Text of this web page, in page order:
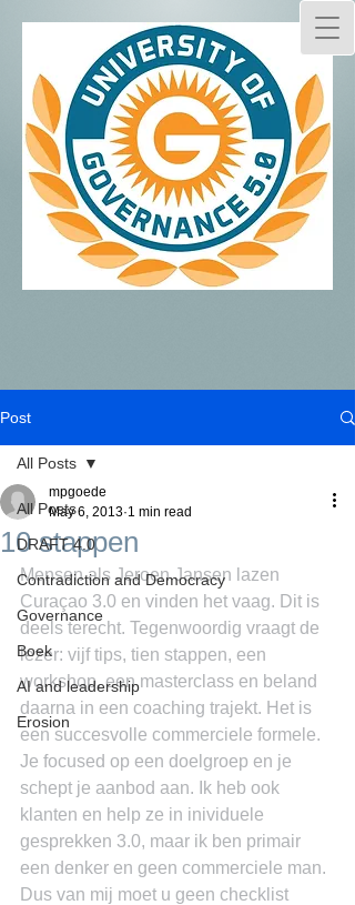
Post
All Posts
DRAFT 4.0
Contradiction and Democracy
Governance
Boek
AI and leadership
Erosion
All Posts
10 stappen
mpgoede
May 6, 2013 1 min read
Mensen als Jeroen Jansen lazen
Curaçao 3.0 en vinden het vaag. Dit is
deels terecht. Tegenwoordig vraagt de
lezer: vijf tips, tien stappen, een
workshop, een masterclass en beland
daarna in een coaching trajekt. Het is
een succesvolle commerciele formele.
Je focused op een doelgroep en je
schept je aanbod aan. Ik heb ook
klanten en help ze in inividuele
gesprekken 3.0, maar ik ben primair
een denker en geen commerciele man.
Dus van mij moet u geen checklist